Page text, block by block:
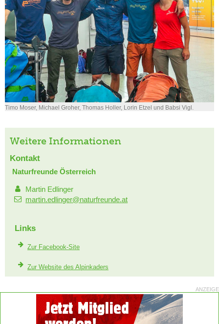
Timo Moser, Michael Groher, Thomas Holler, Lorin Etzel und Babsi Vigl.
Weitere Informationen
Kontakt
Naturfreunde Österreich
Martin Edlinger
martin.edlinger@naturfreunde.at
Links
Zur Facebook-Site
Zur Website des Alpinkaders
ANZEIGE